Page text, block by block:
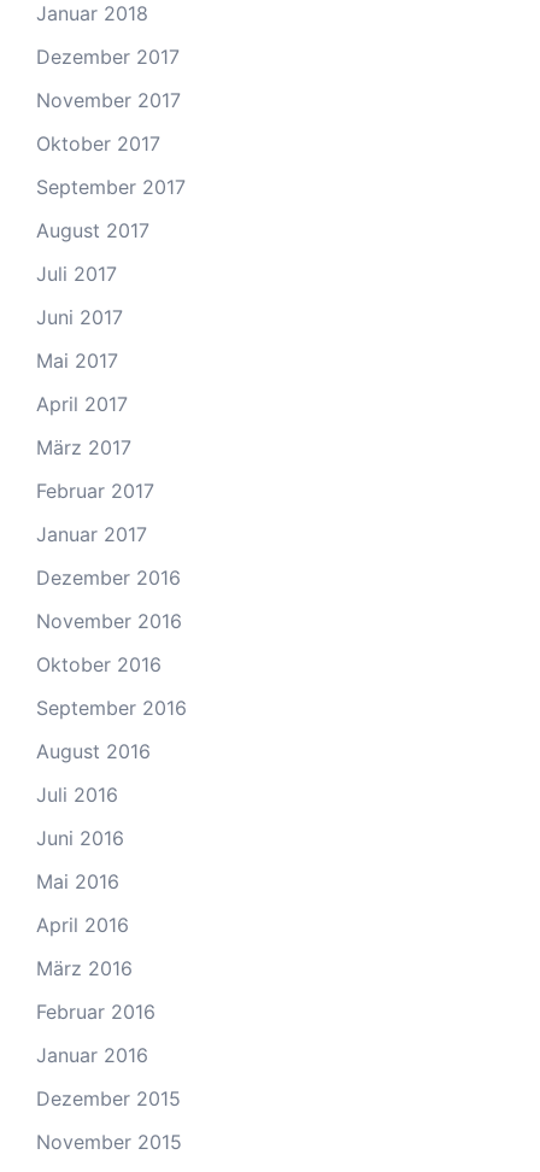
Januar 2018
Dezember 2017
November 2017
Oktober 2017
September 2017
August 2017
Juli 2017
Juni 2017
Mai 2017
April 2017
März 2017
Februar 2017
Januar 2017
Dezember 2016
November 2016
Oktober 2016
September 2016
August 2016
Juli 2016
Juni 2016
Mai 2016
April 2016
März 2016
Februar 2016
Januar 2016
Dezember 2015
November 2015